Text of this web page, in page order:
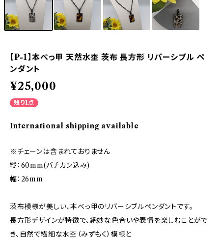
【P-1】本べっ甲 天然水杢 茨布 長方形 リバーシブル ペ
ンダント
¥25,000
残り1点
International shipping available
※チェーンは含まれておりません
縦：60mm(バチカン込み)
幅：26mm
茨布模様が美しい、本べっ甲のリバーシブルペンダントです。
長方形デザインが特徴で、絶妙な色合いや表情を楽しむことがで
き、自然で繊細な水杢（みずもく）模様と